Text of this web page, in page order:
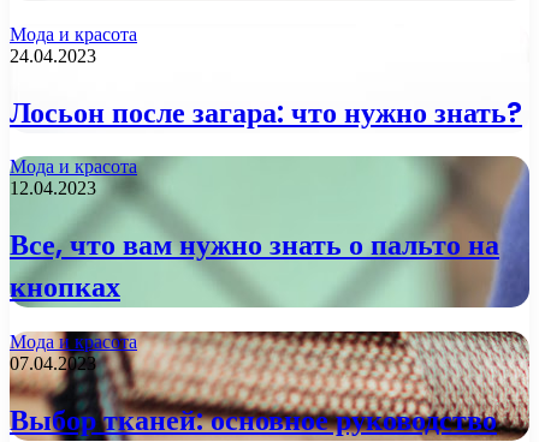
Мода и красота
24.04.2023
Лосьон после загара: что нужно знать?
Мода и красота
12.04.2023
Все, что вам нужно знать о пальто на
кнопках
Мода и красота
07.04.2023
Выбор тканей: основное руководство